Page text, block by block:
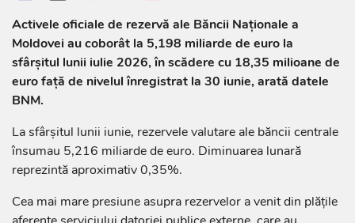
Activele oficiale de rezervă ale Băncii Naționale a
Moldovei au coborât la 5,198 miliarde de euro la
sfârșitul lunii iulie 2026, în scădere cu 18,35 milioane de
euro față de nivelul înregistrat la 30 iunie, arată datele
BNM.
La sfârșitul lunii iunie, rezervele valutare ale băncii centrale
însumau 5,216 miliarde de euro. Diminuarea lunară
reprezintă aproximativ 0,35%.
Cea mai mare presiune asupra rezervelor a venit din plățile